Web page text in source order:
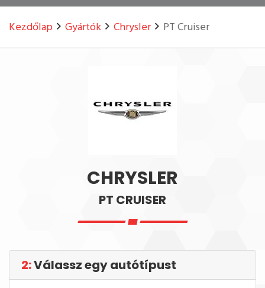
Kezdőlap Gyártók Chrysler PT Cruiser
CHRYSLER
PT CRUISER
2:Válassz egy autótípust